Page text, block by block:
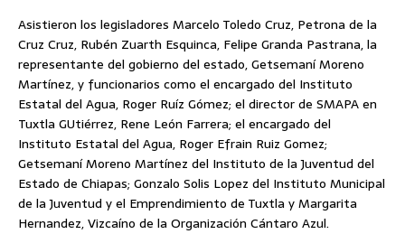
Asistieron los legisladores Marcelo Toledo Cruz, Petrona de la
Cruz Cruz, Rubén Zuarth Esquinca, Felipe Granda Pastrana, la
representante del gobierno del estado, Getsemaní Moreno
Martínez, y funcionarios como el encargado del Instituto
Estatal del Agua, Roger Ruíz Gómez; el director de SMAPA en
Tuxtla GUtiérrez, Rene León Farrera; el encargado del
Instituto Estatal del Agua, Roger Efrain Ruiz Gomez;
Getsemaní Moreno Martínez del Instituto de la Juventud del
Estado de Chiapas; Gonzalo Solis Lopez del Instituto Municipal
de la Juventud y el Emprendimiento de Tuxtla y Margarita
Hernandez, Vizcaíno de la Organización Cántaro Azul.